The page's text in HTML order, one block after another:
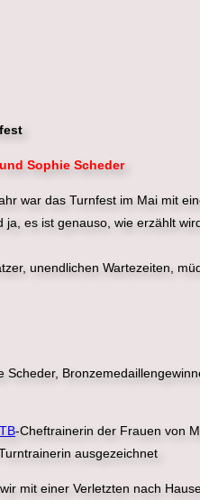
Sophie Scheder
war das Turnfest im Mai mit
ja, es ist genauso, wie erzählt
unendlichen Wartezeiten,
Scheder,
-Cheftrainerin der Frauen von
ausgezeichnet
mit einer Verletzten nach